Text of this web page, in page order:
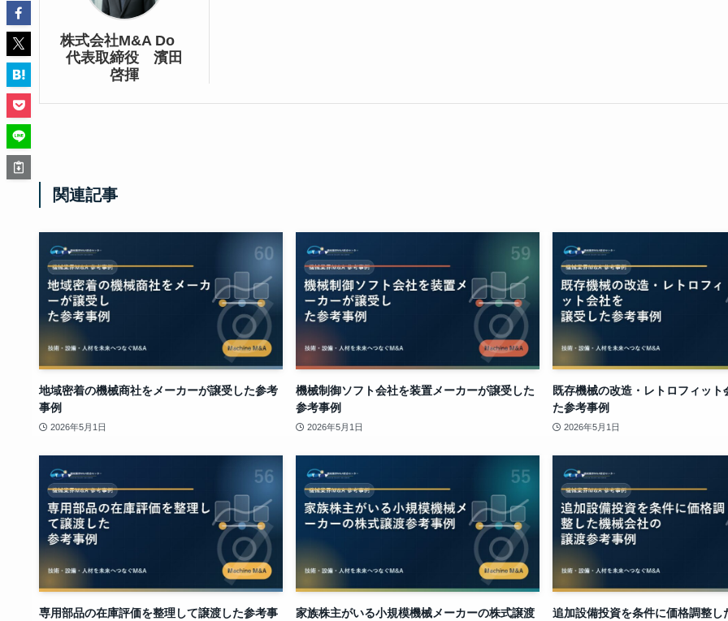
株式会社M&A Do
代表取締役 濱田
啓揮
関連記事
地域密着の機械商社をメーカーが譲受した参考
事例
2026年5月1日
機械制御ソフト会社を装置メーカーが譲受した
参考事例
2026年5月1日
既存機械の改造・レトロフィット
た参考事例
2026年5月1日
専用部品の在庫評価を整理して譲渡した参考事
家族株主がいる小規模機械メーカーの株式譲渡
追加設備投資を条件に価格調整し